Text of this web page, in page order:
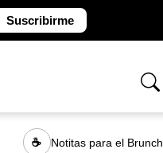
Suscribirme
☕ Notitas para el Brunch